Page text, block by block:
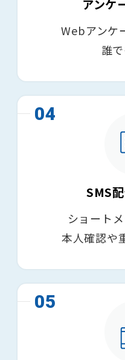
アンケ
Webアンケ
誰
04
SMS
ショート
本人確認や
05